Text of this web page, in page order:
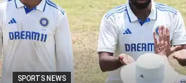
SPORTS NEWS